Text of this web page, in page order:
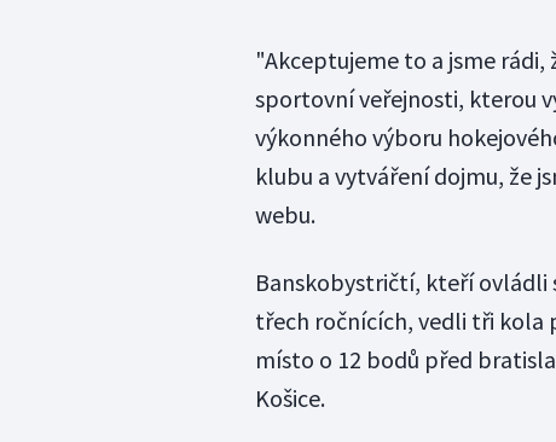
"Akceptujeme to a jsme
sportovní veřejnosti, kterou
výkonného výboru
klubu a vytváření dojmu, že
webu.
Banskobystričtí, kteří ovládli
třech ročnících, vedli tři kola
místo o 12 bodů před
Košice.